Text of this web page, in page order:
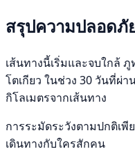
สรุปความปลอดภั
เส้นทางนี้เริ่มและจบใกล้
โตเกียว ในช่วง 30 วันที่ผ่
กิโลเมตรจากเส้นทาง
การระมัดระวังตามปกติเพี
เดินทางกับใครสักคน